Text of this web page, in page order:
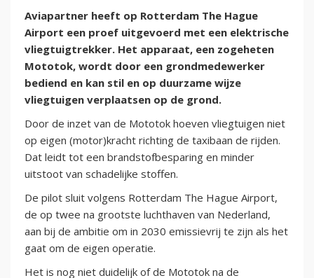
Aviapartner heeft op Rotterdam The Hague
Airport een proef uitgevoerd met een elektrische
vliegtuigtrekker. Het apparaat, een zogeheten
Mototok, wordt door een grondmedewerker
bediend en kan stil en op duurzame wijze
vliegtuigen verplaatsen op de grond.
Door de inzet van de Mototok hoeven vliegtuigen niet
op eigen (motor)kracht richting de taxibaan de rijden.
Dat leidt tot een brandstofbesparing en minder
uitstoot van schadelijke stoffen.
De pilot sluit volgens Rotterdam The Hague Airport,
de op twee na grootste luchthaven van Nederland,
aan bij de ambitie om in 2030 emissievrij te zijn als het
gaat om de eigen operatie.
Het is nog niet duidelijk of de Mototok na de